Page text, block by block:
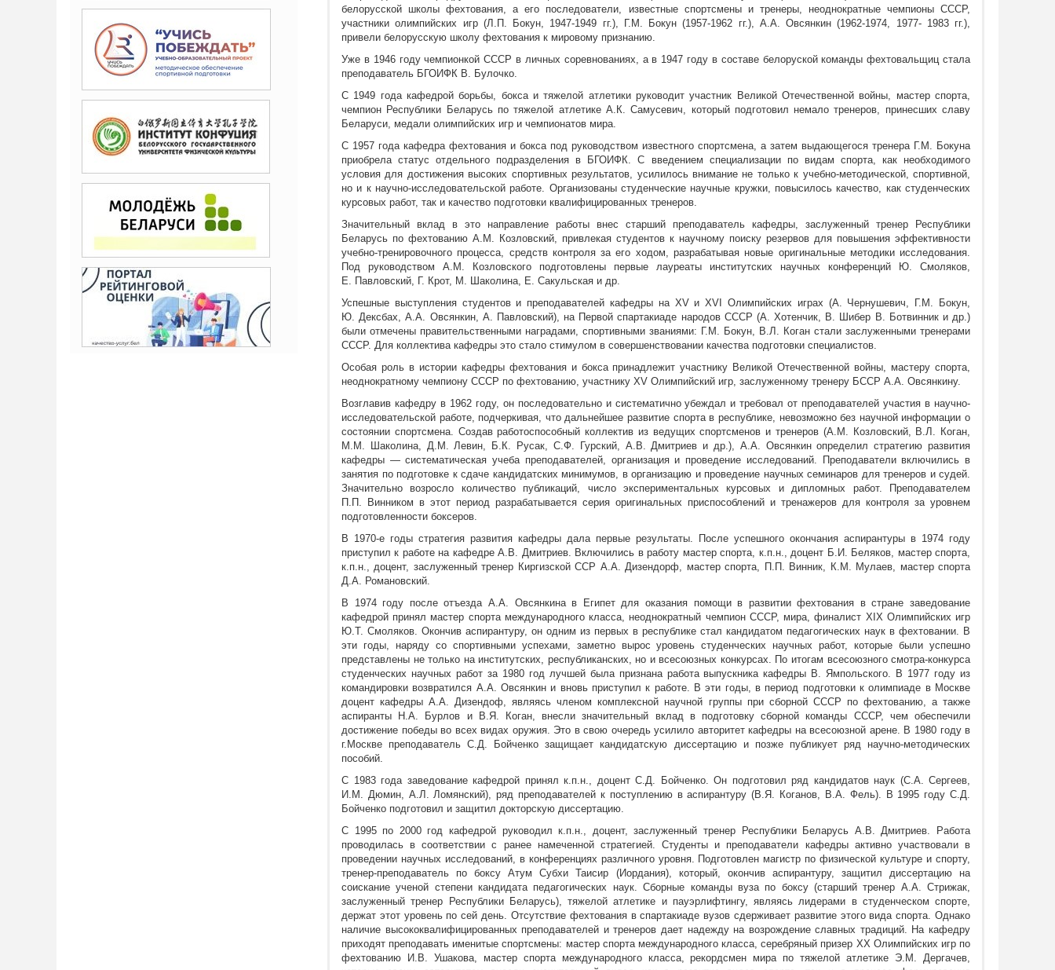
белорусской школы фехтования, а его последователи, известные спортсмены и тренеры, неоднократные чемпионы СССР,
участники олимпийских игр (Л.П. Бокун, 1947-1949 гг.), Г.М. Бокун (1957-1962 гг.), А.А. Овсянкин (1962-1974, 1977- 1983 гг.),
привели белорусскую школу фехтования к мировому признанию.
Уже в 1946 году чемпионкой СССР в личных соревнованиях, а в 1947 году в составе белоруской команды фехтовальщиц стала
преподаватель БГОИФК В. Булочко.
С 1949 года кафедрой борьбы, бокса и тяжелой атлетики руководит участник Великой Отечественной войны, мастер спорта,
чемпион Республики Беларусь по тяжелой атлетике А.К. Самусевич, который подготовил немало тренеров, принесших славу
Беларуси, медали олимпийских игр и чемпионатов мира.
С 1957 года кафедра фехтования и бокса под руководством известного спортсмена, а затем выдающегося тренера Г.М. Бокуна
приобрела статус отдельного подразделения в БГОИФК. С введением специализации по видам спорта, как необходимого
условия для достижения высоких спортивных результатов, усилилось внимание не только к учебно-методической, спортивной,
но и к научно-исследовательской работе. Организованы студенческие научные кружки, повысилось качество, как студенческих
курсовых работ, так и качество подготовки квалифицированных тренеров.
Значительный вклад в это направление работы внес старший преподаватель кафедры, заслуженный тренер Республики
Беларусь по фехтованию А.М. Козловский, привлекая студентов к научному поиску резервов для повышения эффективности
учебно-тренировочного процесса, средств контроля за его ходом, разрабатывая новые оригинальные методики исследования.
Под руководством А.М. Козловского подготовлены первые лауреаты институтских научных конференций Ю. Смоляков,
Е. Павловский, Г. Крот, М. Шаколина, Е. Сакульская и др.
Успешные выступления студентов и преподавателей кафедры на XV и XVI Олимпийских играх (А. Чернушевич, Г.М. Бокун,
Ю. Дексбах, А.А. Овсянкин, А. Павловский), на Первой спартакиаде народов СССР (А. Хотенчик, В. Шибер В. Ботвинник и др.)
были отмечены правительственными наградами, спортивными званиями: Г.М. Бокун, В.Л. Коган стали заслуженными тренерами
СССР. Для коллектива кафедры это стало стимулом в совершенствовании качества подготовки специалистов.
Особая роль в истории кафедры фехтования и бокса принадлежит участнику Великой Отечественной войны, мастеру спорта,
неоднократному чемпиону СССР по фехтованию, участнику XV Олимпийский игр, заслуженному тренеру БССР А.А. Овсянкину.
Возглавив кафедру в 1962 году, он последовательно и систематично убеждал и требовал от преподавателей участия в научно-
исследовательской работе, подчеркивая, что дальнейшее развитие спорта в республике, невозможно без научной информации о
состоянии спортсмена. Создав работоспособный коллектив из ведущих спортсменов и тренеров (А.М. Козловский, В.Л. Коган,
М.М. Шаколина, Д.М. Левин, Б.К. Русак, С.Ф. Гурский, А.В. Дмитриев и др.), А.А. Овсянкин определил стратегию развития
кафедры — систематическая учеба преподавателей, организация и проведение исследований. Преподаватели включились в
занятия по подготовке к сдаче кандидатских минимумов, в организацию и проведение научных семинаров для тренеров и судей.
Значительно возросло количество публикаций, число экспериментальных курсовых и дипломных работ. Преподавателем
П.П. Винником в этот период разрабатывается серия оригинальных приспособлений и тренажеров для контроля за уровнем
подготовленности боксеров.
В 1970-е годы стратегия развития кафедры дала первые результаты. После успешного окончания аспирантуры в 1974 году
приступил к работе на кафедре А.В. Дмитриев. Включились в работу мастер спорта, к.п.н., доцент Б.И. Беляков, мастер спорта,
к.п.н., доцент, заслуженный тренер Киргизской ССР А.А. Дизендорф, мастер спорта, П.П. Винник, К.М. Мулаев, мастер спорта
Д.А. Романовский.
В 1974 году после отъезда А.А. Овсянкина в Египет для оказания помощи в развитии фехтования в стране заведование
кафедрой принял мастер спорта международного класса, неоднократный чемпион СССР, мира, финалист XIX Олимпийских игр
Ю.Т. Смоляков. Окончив аспирантуру, он одним из первых в республике стал кандидатом педагогических наук в фехтовании. В
эти годы, наряду со спортивными успехами, заметно вырос уровень студенческих научных работ, которые были успешно
представлены не только на институтских, республиканских, но и всесоюзных конкурсах. По итогам всесоюзного смотра-конкурса
студенческих научных работ за 1980 год лучшей была признана работа выпускника кафедры В. Ямпольского. В 1977 году из
командировки возвратился А.А. Овсянкин и вновь приступил к работе. В эти годы, в период подготовки к олимпиаде в Москве
доцент кафедры А.А. Дизендоф, являясь членом комплексной научной группы при сборной СССР по фехтованию, а также
аспиранты Н.А. Бурлов и В.Я. Коган, внесли значительный вклад в подготовку сборной команды СССР, чем обеспечили
достижение победы во всех видах оружия. Это в свою очередь усилило авторитет кафедры на всесоюзной арене. В 1980 году в
г.Москве преподаватель С.Д. Бойченко защищает кандидатскую диссертацию и позже публикует ряд научно-методических
пособий.
С 1983 года заведование кафедрой принял к.п.н., доцент С.Д. Бойченко. Он подготовил ряд кандидатов наук (С.А. Сергеев,
И.М. Дюмин, А.Л. Ломянский), ряд преподавателей к поступлению в аспирантуру (В.Я. Коганов, В.А. Фель). В 1995 году С.Д.
Бойченко подготовил и защитил докторскую диссертацию.
С 1995 по 2000 год кафедрой руководил к.п.н., доцент, заслуженный тренер Республики Беларусь А.В. Дмитриев. Работа
проводилась в соответствии с ранее намеченной стратегией. Студенты и преподаватели кафедры активно участвовали в
проведении научных исследований, в конференциях различного уровня. Подготовлен магистр по физической культуре и спорту,
тренер-преподаватель по боксу Атум Субхи Таисир (Иордания), который, окончив аспирантуру, защитил диссертацию на
соискание ученой степени кандидата педагогических наук. Сборные команды вуза по боксу (старший тренер А.А. Стрижак,
заслуженный тренер Республики Беларусь), тяжелой атлетике и пауэрлифтингу, являясь лидерами в студенческом спорте,
держат этот уровень по сей день. Отсутствие фехтования в спартакиаде вузов сдерживает развитие этого вида спорта. Однако
наличие высококвалифицированных преподавателей и тренеров дает надежду на возрождение славных традиций. На кафедру
приходят преподавать именитые спортсмены: мастер спорта международного класса, серебряный призер XX Олимпийских игр по
фехтованию И.В. Ушакова, мастер спорта международного класса, рекордсмен мира по тяжелой атлетике Э.М. Дергачев,